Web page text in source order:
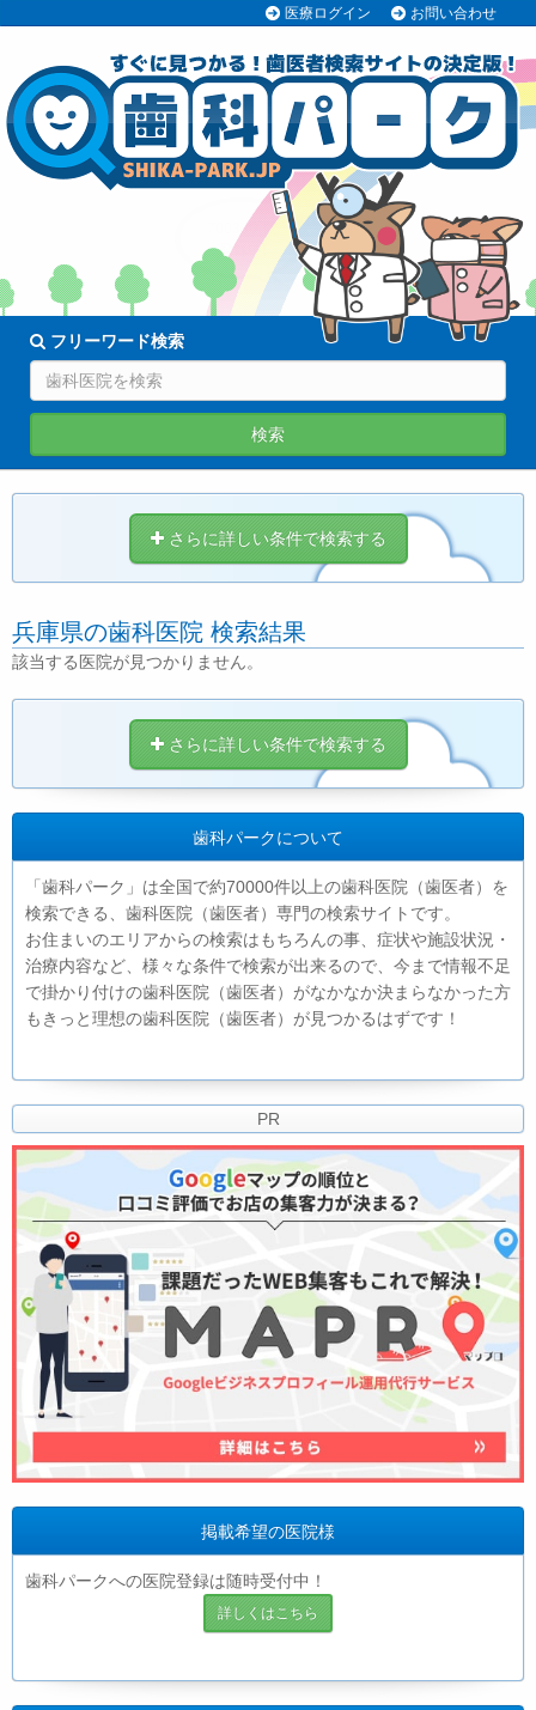
医療ログイン お問い合わせ
70038医院
登録中!
フリーワード検索
検索
さらに詳しい条件で検索する
兵庫県の歯科医院 検索結果
該当する医院が見つかりません。
さらに詳しい条件で検索する
歯科パークについて
「歯科パーク」は全国で約70000件以上の歯科医院（歯医者）を
検索できる、歯科医院（歯医者）専門の検索サイトです。
お住まいのエリアからの検索はもちろんの事、症状や施設状況・
治療内容など、様々な条件で検索が出来るので、今まで情報不足
で掛かり付けの歯科医院（歯医者）がなかなか決まらなかった方
もきっと理想の歯科医院（歯医者）が見つかるはずです！
PR
掲載希望の医院様
歯科パークへの医院登録は随時受付中！
詳しくはこちら